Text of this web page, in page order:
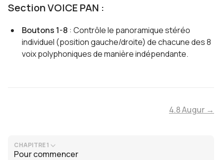
Section VOICE PAN :
Boutons 1-8 : Contrôle le panoramique stéréo
individuel (position gauche/droite) de chacune des 8
voix polyphoniques de manière indépendante.
4.8 Augur →
CHAPITRE 1
Pour commencer